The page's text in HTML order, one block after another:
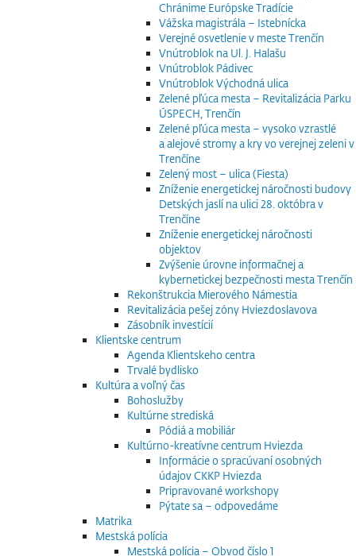
Chránime Európske Tradície
Vážska magistrála – Istebnícka
Verejné osvetlenie v meste Trenčín
Vnútroblok na Ul. J. Halašu
Vnútroblok Pádivec
Vnútroblok Východná ulica
Zelené pľúca mesta – Revitalizácia Parku
ÚSPECH, Trenčín
Zelené pľúca mesta – vysoko vzrastlé
a alejové stromy a kry vo verejnej zeleni v
Trenčíne
Zelený most – ulica (Fiesta)
Zníženie energetickej náročnosti budovy
Detských jaslí na ulici 28. októbra v
Trenčíne
Zníženie energetickej náročnosti
objektov
Zvýšenie úrovne informačnej a
kybernetickej bezpečnosti mesta Trenčín
Rekonštrukcia Mierového Námestia
Revitalizácia pešej zóny Hviezdoslavova
Zásobník investícií
Klientske centrum
Agenda Klientskeho centra
Trvalé bydlisko
Kultúra a voľný čas
Bohoslužby
Kultúrne strediská
Pódiá a mobiliár
Kultúrno-kreatívne centrum Hviezda
Informácie o spracúvaní osobných
údajov CKKP Hviezda
Pripravované workshopy
Pýtate sa – odpovedáme
Matrika
Mestská polícia
Mestská polícia – Obvod číslo 1